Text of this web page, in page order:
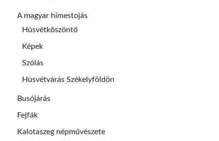
A magyar hímestojás
Húsvétköszöntő
Képek
Szólás
Húsvétvárás Székelyföldön
Busójárás
Fejfák
Kalotaszeg népművészete